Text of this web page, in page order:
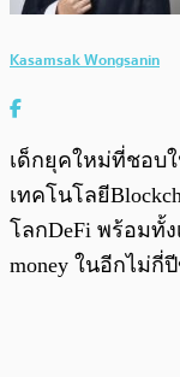
Kasamsak Wongsanin
เด็กยุคใหม่ที่ชอบ
เทคโนโลยี
โลกDeFi พร้อมทั้
money ในอีกไม่กี่